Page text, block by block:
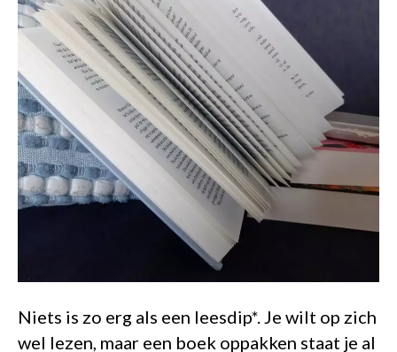
Niets is zo erg als een leesdip*. Je wilt op zich
wel lezen, maar een boek oppakken staat je al